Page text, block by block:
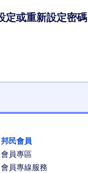
定或重新設定密碼
邦民會員
會員專區
會員專線服務